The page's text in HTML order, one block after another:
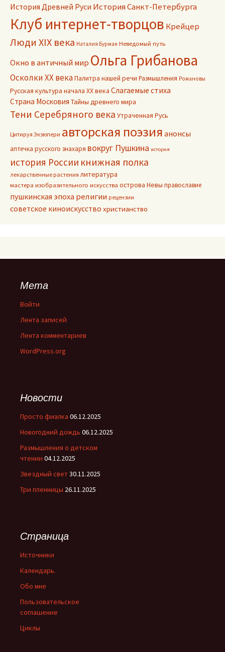
История Древней Руси История Санкт-Петербурга
Клуб интернет-творцов Крейцер
Люди XIX века Наталия Бурман Неведомый путь
Окно в античный мир Ольга Грибанова
Осколки ХХ векаПалитра нашей речи Размышления Романовы
Русская культура начала ХХ века Слагаемые стиха
Страна Московия Тайны древнего мира
Тени Серебряного века Утраченная Русь
Цитируя Экзюпери авторская поэзия анонсы
аптечка русского знахаря вокруг Пушкина история
история России книжная полка
лекарственные растения литература
мастера изобразительного искусства острова Невы православие
пушкинская эпоха религии рецензии
советское киноискусство христианство
Мета
Войти
Лента записей
Лента комментариев
WordPress.org
Новости
Просто фиалка 06.12.2025
Новогодний дождь 06.12.2025
Размышления о детском
чтении 04.12.2025
Звездный свет30.11.2025
Три пленницы 26.11.2025
Страница
Источники
Календарь.
Обо мне
Пользовательское
соглашение
Циклы